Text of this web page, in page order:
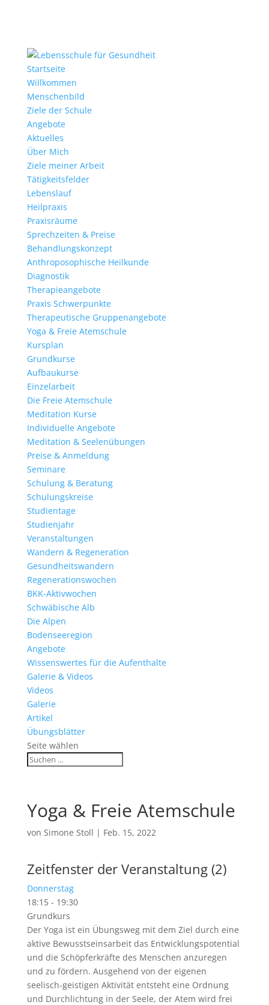
Startseite
Willkommen
Menschenbild
Ziele der Schule
Angebote
Aktuelles
Über Mich
Ziele meiner Arbeit
Tätigkeitsfelder
Lebenslauf
Heilpraxis
Praxisräume
Sprechzeiten & Preise
Behandlungskonzept
Anthroposophische Heilkunde
Diagnostik
Therapieangebote
Praxis Schwerpunkte
Therapeutische Gruppenangebote
Yoga & Freie Atemschule
Kursplan
Grundkurse
Aufbaukurse
Einzelarbeit
Die Freie Atemschule
Meditation Kurse
Individuelle Angebote
Meditation & Seelenübungen
Preise & Anmeldung
Seminare
Schulung & Beratung
Schulungskreise
Studientage
Studienjahr
Veranstaltungen
Wandern & Regeneration
Gesundheitswandern
Regenerationswochen
BKK-Aktivwochen
Schwäbische Alb
Die Alpen
Bodenseeregion
Angebote
Wissenswertes für die Aufenthalte
Galerie & Videos
Videos
Galerie
Artikel
Übungsblätter
Seite wählen
Yoga & Freie Atemschule
von Simone Stoll | Feb. 15, 2022
Zeitfenster der Veranstaltung (2)
Donnerstag
18:15- 19:30
Grundkurs
Der Yoga ist ein Übungsweg mit dem Ziel durch eine
aktive Bewusstseinsarbeit das Entwicklungspotential
und die Schöpferkräfte des Menschen anzuregen
und zu fördern. Ausgehend von der eigenen
seelisch-geistigen Aktivität entsteht eine Ordnung
und Durchlichtung in der Seele, der Atem wird frei